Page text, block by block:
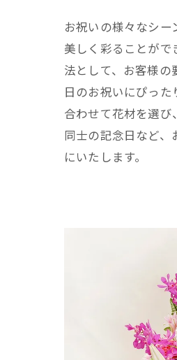
お祝いの様々なシ
美しく彩ることが
法として、お客様
日のお祝いにぴっ
合わせて花材を選
同士の記念日など
にいたします。